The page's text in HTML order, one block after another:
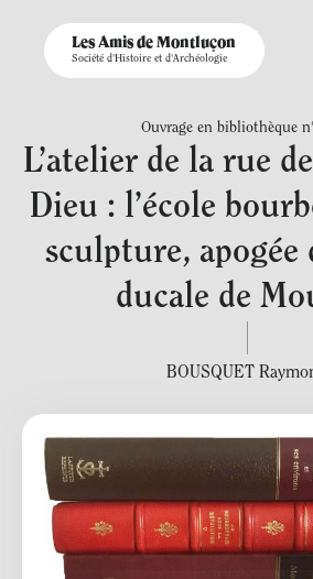
Les Amis de Montluçon
Société d'Histoire et d'Archéologie
Ouvrage en bibliothèque
L’atelier de la rue
Dieu : l’école
sculpture, apogée
ducale de
BOUSQUET